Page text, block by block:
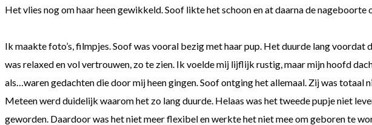
Het vlies nog om haar heen gewikkeld. Soof likte het schoon en at daarna de
Ik maakte foto’s, filmpjes. Soof was vooral bezig met haar pup. Het duurde lang voordat
was relaxed en vol vertrouwen, zo te zien. Ik voelde mij lijflijk rustig, maar mijn hoofd
als…waren gedachten die door mij heen gingen. Soof ontging het allemaal. Zij was
Meteen werd duidelijk waarom het zo lang duurde. Helaas was het tweede pupje niet
geworden. Daardoor was het niet meer flexibel en werkte het niet mee om geboren te